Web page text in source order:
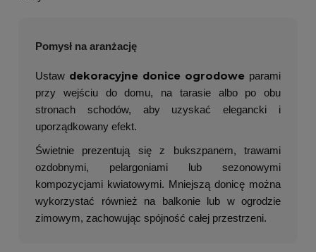
Pomysł na aranżację
Ustaw dekoracyjne donice ogrodowe parami
przy wejściu do domu, na tarasie albo po obu
stronach schodów, aby uzyskać elegancki i
uporządkowany efekt.
Świetnie prezentują się z bukszpanem, trawami
ozdobnymi, pelargoniami lub sezonowymi
kompozycjami kwiatowymi. Mniejszą donicę można
wykorzystać również na balkonie lub w ogrodzie
zimowym, zachowując spójność całej przestrzeni.